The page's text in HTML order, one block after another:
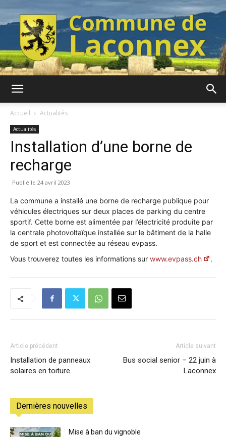
Genève
Accueil Actualités
Actualités
Installation d’une borne de
recharge
24 avril 2023
La commune a installé une borne de recharge publique pour
véhicules électriques sur deux places de parking du centre
sportif. Cette borne est alimentée par l’électricité produite par
la centrale photovoltaïque installée sur le bâtiment de la halle
de sport et est connectée au réseau evpass.
Vous trouverez toutes les informations sur www.evpass.ch .
Article précédent
Installation de panneaux
solaires en toiture
Article suivant
Bus social senior – 22 juin à
Laconnex
Dernières nouvelles
Mise à ban du vignoble